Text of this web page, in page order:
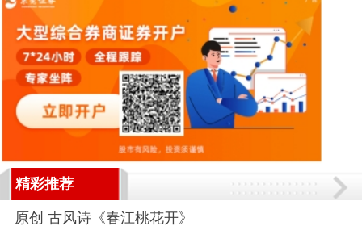
精彩推荐
原创 古风诗《春江桃花开》